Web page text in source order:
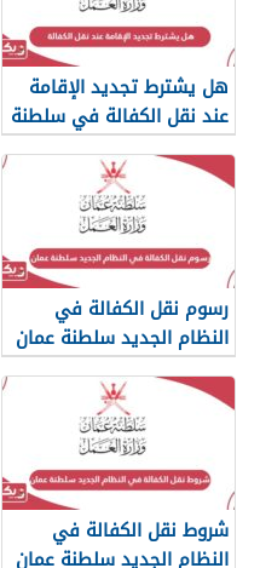
هل يشترط تجديد الإقامة
عند نقل الكفالة في سلطنة
عمان؟
رسوم نقل الكفالة في
النظام الجديد سلطنة عمان
2026
شروط نقل الكفالة في
النظام الجديد سلطنة عمان